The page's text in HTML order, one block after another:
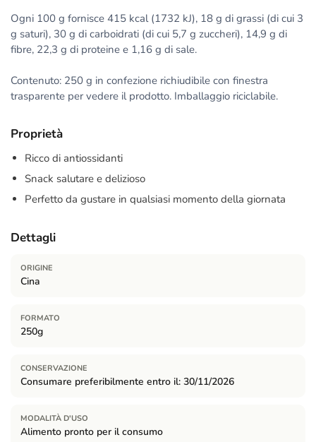
Ogni 100 g fornisce 415 kcal (1732 kJ), 18 g di grassi (di cui 3
g saturi), 30 g di carboidrati (di cui 5,7 g zuccheri), 14,9 g di
fibre, 22,3 g di proteine e 1,16 g di sale.
Contenuto: 250 g in confezione richiudibile con finestra
trasparente per vedere il prodotto. Imballaggio riciclabile.
Proprietà
Ricco di antiossidanti
Snack salutare e delizioso
Perfetto da gustare in qualsiasi momento della giornata
Dettagli
ORIGINE
Cina
FORMATO
250g
CONSERVAZIONE
Consumare preferibilmente entro il: 30/11/2026
MODALITÀ D'USO
Alimento pronto per il consumo